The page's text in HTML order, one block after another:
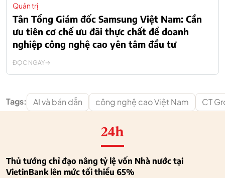
Quản trị
Tân Tổng Giám đốc Samsung Việt Nam: Cần
ưu tiên cơ chế ưu đãi thực chất để doanh
nghiệp công nghệ cao yên tâm đầu tư
ĐỌC NGAY
Tags: AI và bán dẫn công nghệ cao Việt Nam CT
24h
Thủ tướng chỉ đạo nâng tỷ lệ vốn Nhà nước tại
VietinBank lên mức tối thiểu 65%